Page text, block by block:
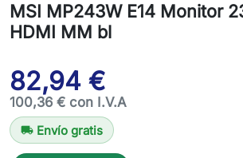
MSI MP243W E14 Monitor
HDMI MM bl
82,94 €
100,36 € con I.V.A
local_shipping Envío gratis